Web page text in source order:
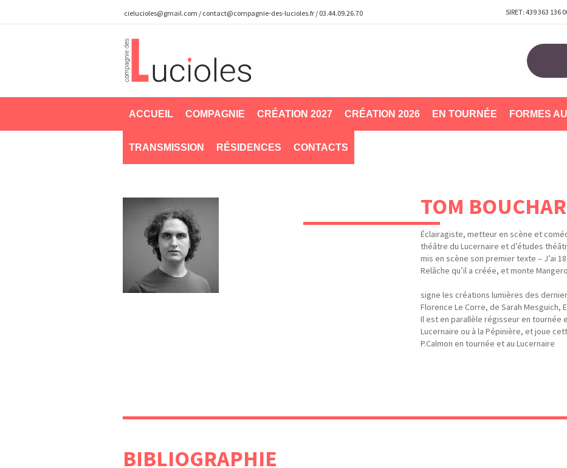
cielucioles@gmail.com / contact@compagnie-des-lucioles.fr / 03.44.09.26.70 SIRET: 439 363 136
ACCUEIL COMPAGNIE CRÉATION 2027 CRÉATION 2026 EN TOURNÉE FORMES
TRANSMISSION RÉSIDENCES CONTACTS
TOM
Éclairagiste, metteur en scène et
théâtre du Lucernaire et d’études
mis en scène son premier texte – J’ai
Relâche qu’il a créée, et monte
signe les créations lumières des
Florence Le Corre, de Sarah Mesguich,
Il est en parallèle régisseur en tournée
Lucernaire ou à la Pépinière, et joue
P.Calmon en tournée et au Lucernaire
BIBLIOGRAPHIE